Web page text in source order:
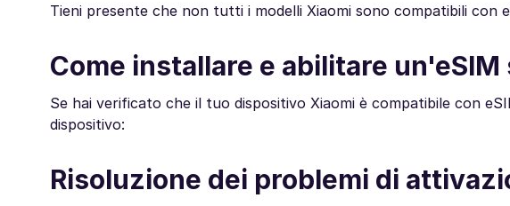
Tieni presente che non tutti i modelli Xiaomi sono compatibili con
Come installare e abilitare un'eSIM
Se hai verificato che il tuo dispositivo Xiaomi è compatibile con
dispositivo:
Risoluzione dei problemi di